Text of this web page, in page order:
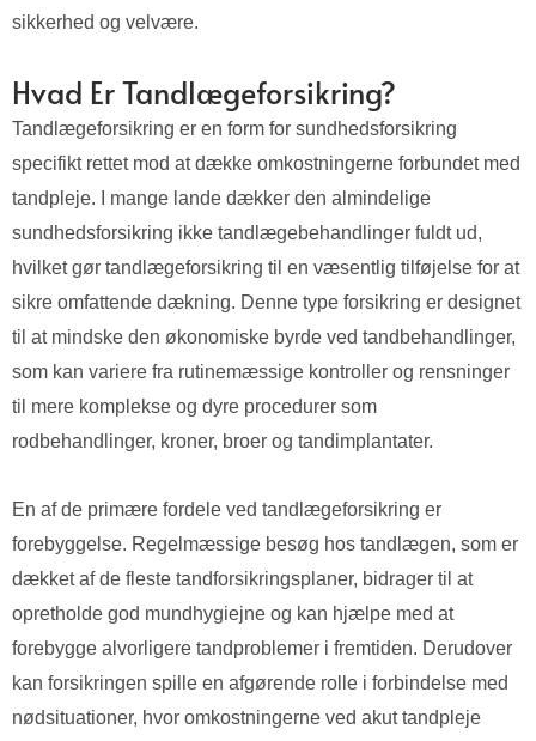
sikkerhed og velvære.
Hvad Er Tandlægeforsikring?
Tandlægeforsikring er en form for sundhedsforsikring
specifikt rettet mod at dække omkostningerne forbundet med
tandpleje. I mange lande dækker den almindelige
sundhedsforsikring ikke tandlægebehandlinger fuldt ud,
hvilket gør tandlægeforsikring til en væsentlig tilføjelse for at
sikre omfattende dækning. Denne type forsikring er designet
til at mindske den økonomiske byrde ved tandbehandlinger,
som kan variere fra rutinemæssige kontroller og rensninger
til mere komplekse og dyre procedurer som
rodbehandlinger, kroner, broer og tandimplantater.
En af de primære fordele ved tandlægeforsikring er
forebyggelse. Regelmæssige besøg hos tandlægen, som er
dækket af de fleste tandforsikringsplaner, bidrager til at
opretholde god mundhygiejne og kan hjælpe med at
forebygge alvorligere tandproblemer i fremtiden. Derudover
kan forsikringen spille en afgørende rolle i forbindelse med
nødsituationer, hvor omkostningerne ved akut tandpleje